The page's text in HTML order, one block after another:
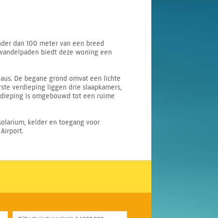
dan 100 meter van een breed
biedt deze woning een
De begane grond omvat een lichte
verdieping liggen drie slaapkamers,
is omgebouwd tot een ruime
kelder en toegang voor